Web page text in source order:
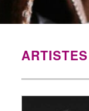
ARTISTES